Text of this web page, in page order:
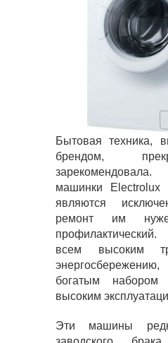
Бытовая техника,
брендом,
машинки Electrolux
являются
ремонт им
всем высоким
богатым набором
высоким
Эти машины